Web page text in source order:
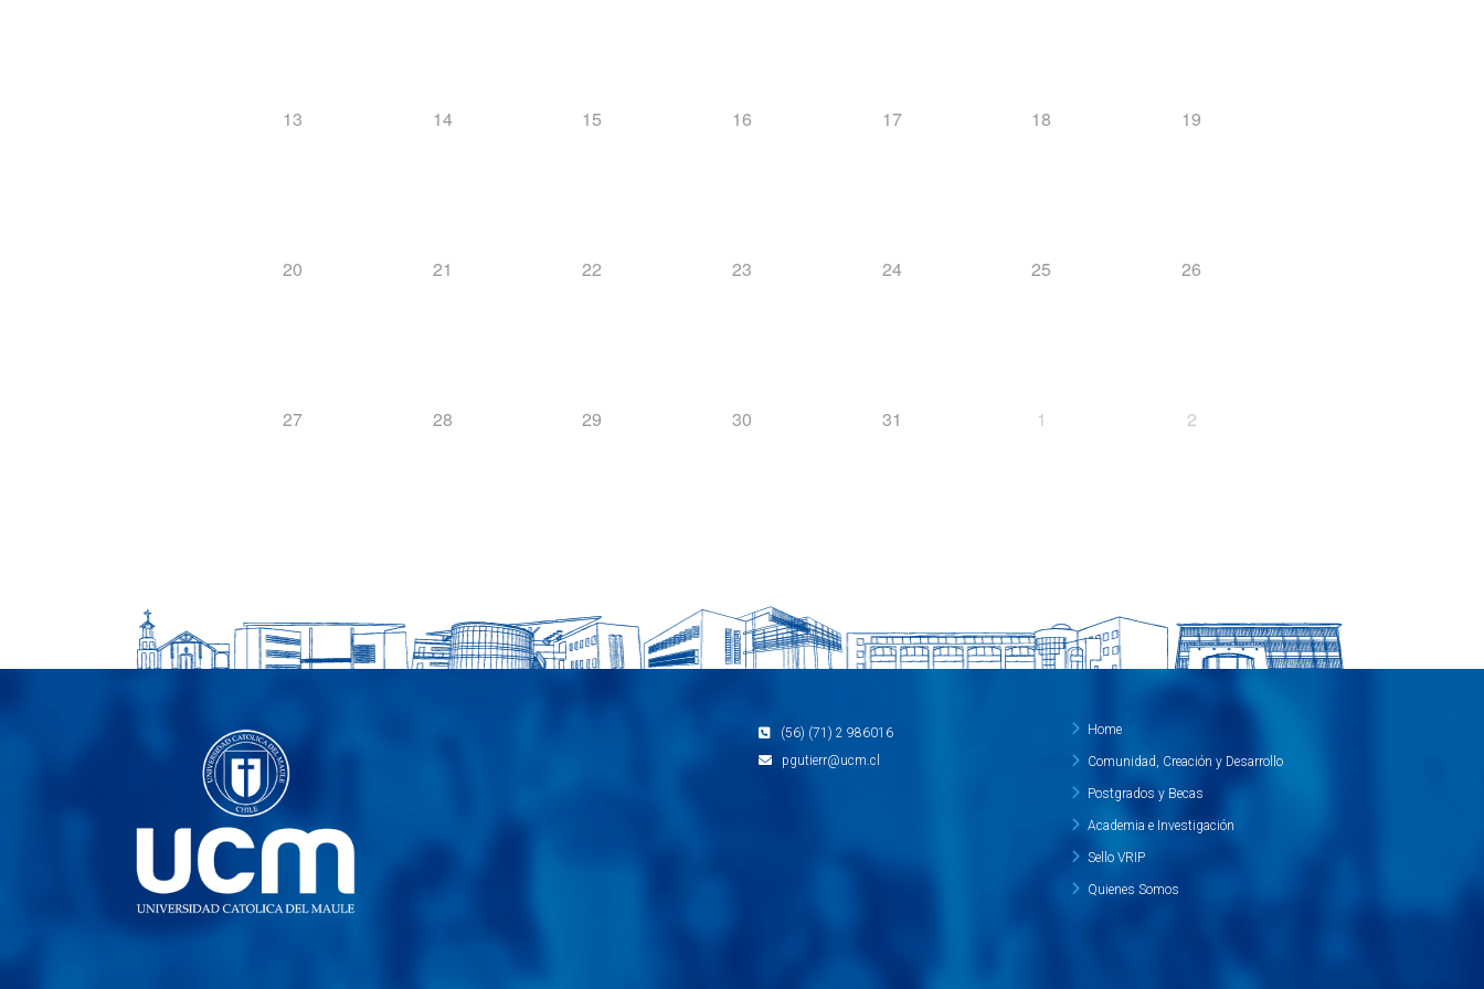
13 14 15 16 17 18 19
20 21 22 23 24 25 26
27 28 29 30 31 1 2
(56) (71) 2 986016
pgutierr@ucm.cl
Home
Comunidad, Creación y Desarrollo
Postgrados y Becas
Academia e Investigación
Sello VRIP
Quienes Somos